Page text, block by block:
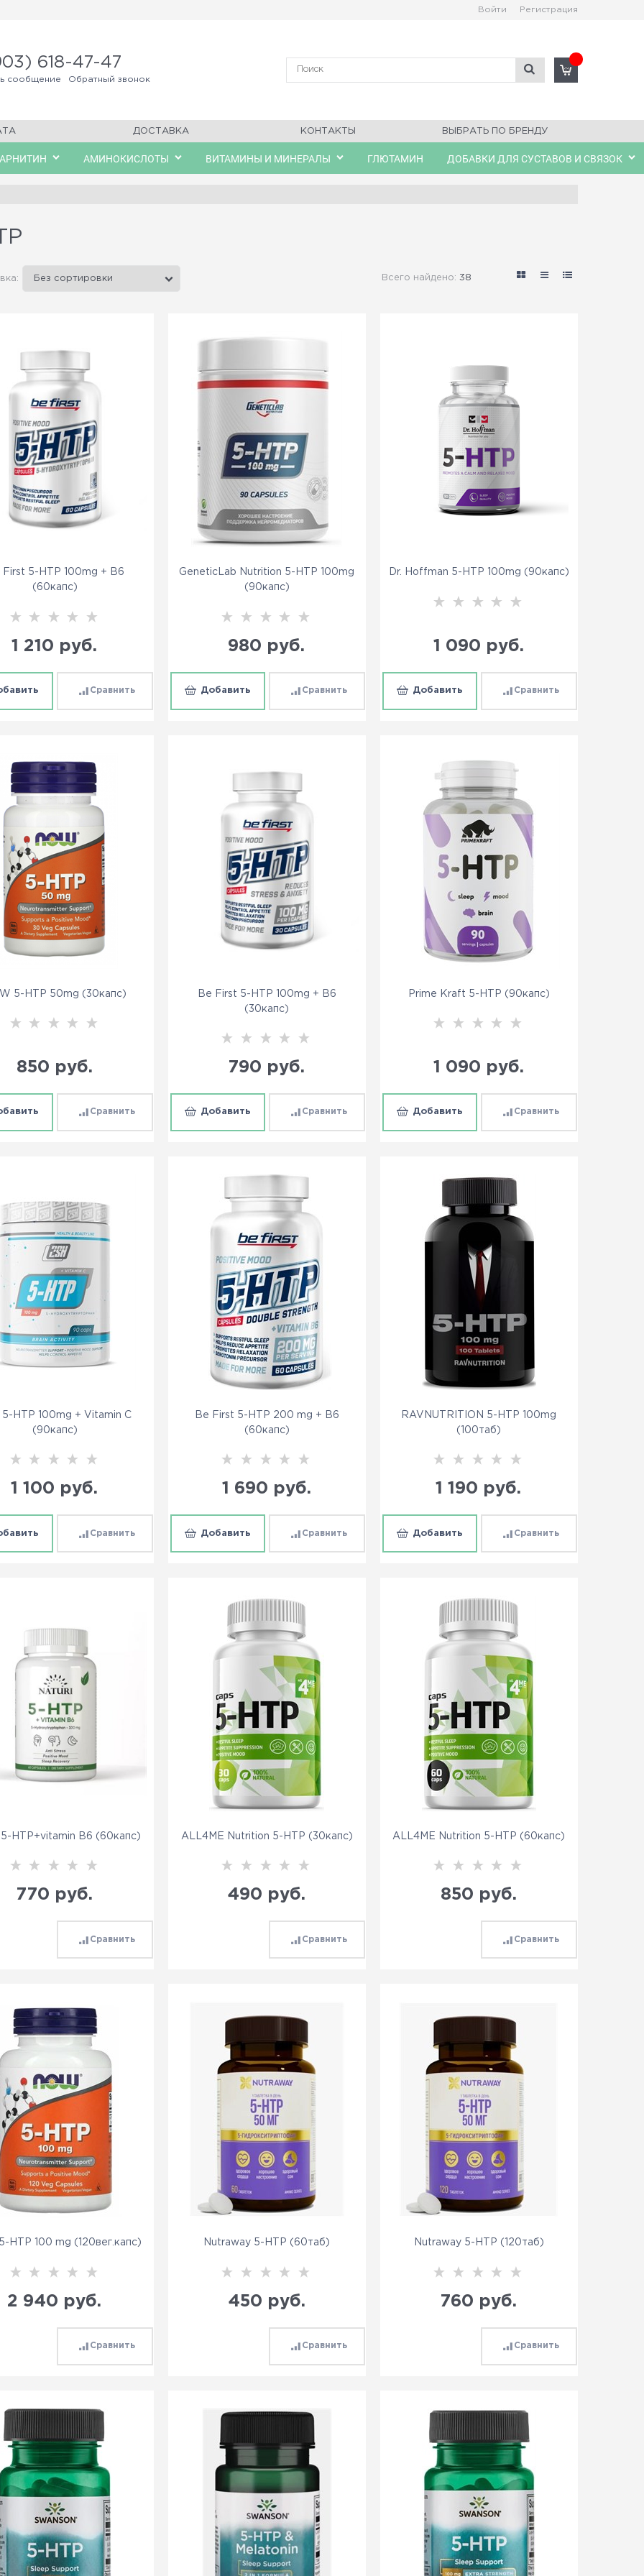
Войти Регистрация
618-47-47
сообщение Обратный звонок
ДОСТАВКА КОНТАКТЫ ВЫБРАТЬ ПО БРЕНДУ
АМИНОКИСЛОТЫ ВИТАМИНЫ И МИНЕРАЛЫ ГЛЮТАМИН ДОБАВКИ ДЛЯ СУСТАВОВ И СВЯЗОК
Всего найдено: 38
First 5-HTP 100mg + B6
(60капс)
1 210 руб.
Сравнить
GeneticLab Nutrition 5-HTP 100mg
(90капс)
980 руб.
Добавить Сравнить
Dr. Hoffman 5-HTP 100mg (90капс)
1 090 руб.
Добавить Сравнить
5-HTP 50mg (30капс)
850 руб.
Сравнить
Be First 5-HTP 100mg + B6
(30капс)
790 руб.
Добавить Сравнить
Prime Kraft 5-HTP (90капс)
1 090 руб.
Добавить Сравнить
5-HTP 100mg + Vitamin C
(90капс)
1 100 руб.
Сравнить
Be First 5-HTP 200 mg + B6
(60капс)
1 690 руб.
Добавить Сравнить
RAVNUTRITION 5-HTP 100mg
(100таб)
1 190 руб.
Добавить Сравнить
HTP+vitamin B6 (60капс)
770 руб.
Сравнить
ALL4ME Nutrition 5-HTP (30капс)
490 руб.
Сравнить
ALL4ME Nutrition 5-HTP (60капс)
850 руб.
Сравнить
HTP 100 mg (120вег.капс)
2 940 руб.
Сравнить
Nutraway 5-HTP (60таб)
450 руб.
Сравнить
Nutraway 5-HTP (120таб)
760 руб.
Сравнить